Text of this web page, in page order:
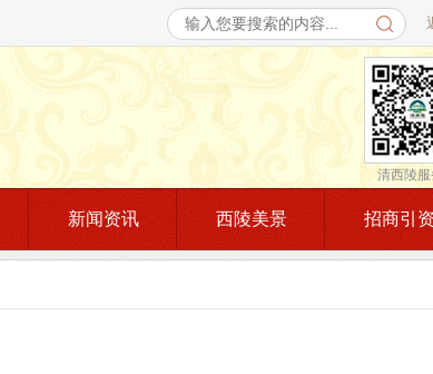
清西陵
新闻资讯 西陵美景 招商引资